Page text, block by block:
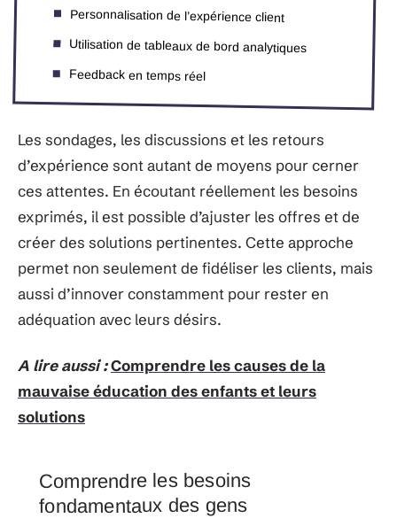
Personnalisation de l’expérience client
Utilisation de tableaux de bord analytiques
Feedback en temps réel
Les sondages, les discussions et les retours
d’expérience sont autant de moyens pour cerner
ces attentes. En écoutant réellement les besoins
exprimés, il est possible d’ajuster les offres et de
créer des solutions pertinentes. Cette approche
permet non seulement de fidéliser les clients, mais
aussi d’innover constamment pour rester en
adéquation avec leurs désirs.
A lire aussi :Comprendre les causes de la
mauvaise éducation des enfants et leurs
solutions
Comprendre les besoins
fondamentaux des gens